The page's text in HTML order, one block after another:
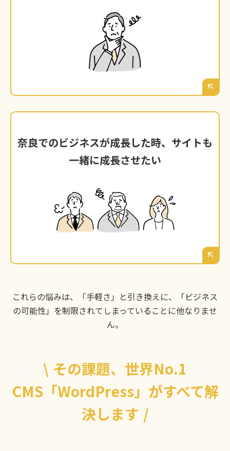
ビジネスが成長し、新しいサービス（通販、オ
ンライン予約など）を追加したくなった時、サ
イトを一から作り直さなければならないことが
奈良でのビジネスが成長した時、 サイトも
一緒に成長させたい
奈良でのビジネスが成長した時、
サイトも
一緒に成長させたい
安価なプラットフォームでは、5年後、10年後
の事業拡大に対応できないのではないか。奈良
で長くビジネスを続けるための「資産」となる
これらの悩みは、「手軽さ」と引き換えに、「ビジネス
の可能性」を制限されてしまっていることに他なりませ
ん。
\ その課題、世界No.1
CMS「WordPress」がすべて解
決します /